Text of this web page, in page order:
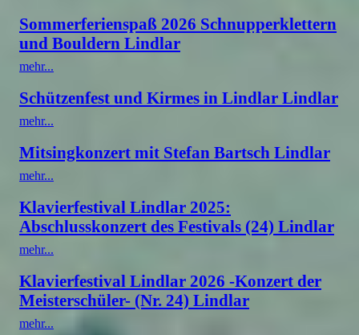
Sommerferienspaß 2026 Schnupperklettern
und Bouldern Lindlar
mehr...
Schützenfest und Kirmes in Lindlar Lindlar
mehr...
Mitsingkonzert mit Stefan Bartsch Lindlar
mehr...
Klavierfestival Lindlar 2025:
Abschlusskonzert des Festivals (24) Lindlar
mehr...
Klavierfestival Lindlar 2026 -Konzert der
Meisterschüler- (Nr. 24) Lindlar
mehr...